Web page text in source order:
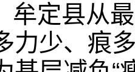
牟定县从
力少、痕